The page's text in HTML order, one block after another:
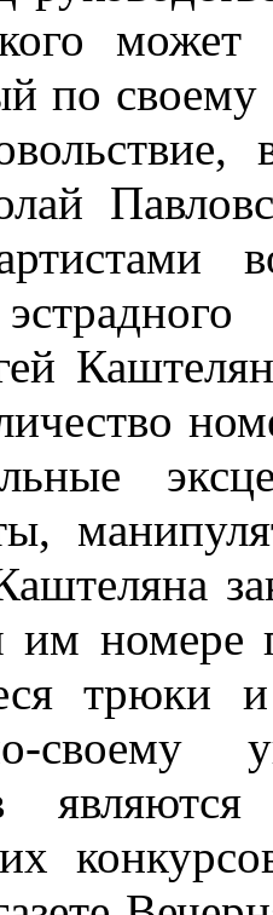
может
по своему
номере
своему